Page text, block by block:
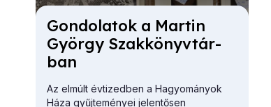
Gon­do­la­tok a Mar­tin
György Szak­könyv­tár­
ban
Az elmúlt évtizedben a Hagyományok
Háza gyűjteményei jelentősen